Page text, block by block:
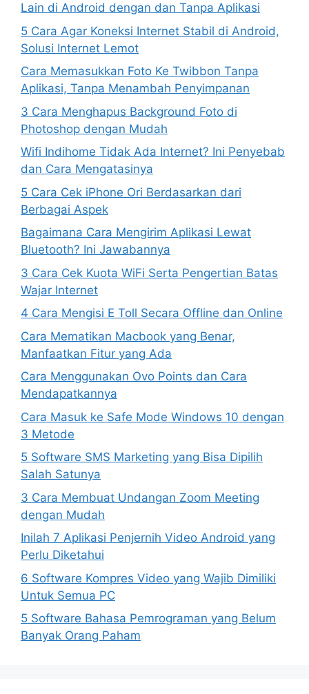
Lain di Android dengan dan Tanpa Aplikasi
5 Cara Agar Koneksi Internet Stabil di Android,
Solusi Internet Lemot
Cara Memasukkan Foto Ke Twibbon Tanpa
Aplikasi, Tanpa Menambah Penyimpanan
3 Cara Menghapus Background Foto di
Photoshop dengan Mudah
Wifi Indihome Tidak Ada Internet? Ini Penyebab
dan Cara Mengatasinya
5 Cara Cek iPhone Ori Berdasarkan dari
Berbagai Aspek
Bagaimana Cara Mengirim Aplikasi Lewat
Bluetooth? Ini Jawabannya
3 Cara Cek Kuota WiFi Serta Pengertian Batas
Wajar Internet
4 Cara Mengisi E Toll Secara Offline dan Online
Cara Mematikan Macbook yang Benar,
Manfaatkan Fitur yang Ada
Cara Menggunakan Ovo Points dan Cara
Mendapatkannya
Cara Masuk ke Safe Mode Windows 10 dengan
3 Metode
5 Software SMS Marketing yang Bisa Dipilih
Salah Satunya
3 Cara Membuat Undangan Zoom Meeting
dengan Mudah
Inilah 7 Aplikasi Penjernih Video Android yang
Perlu Diketahui
6 Software Kompres Video yang Wajib Dimiliki
Untuk Semua PC
5 Software Bahasa Pemrograman yang Belum
Banyak Orang Paham